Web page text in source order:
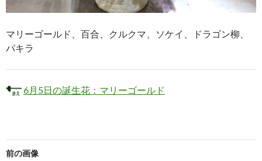
マリーゴールド、百合、クルクマ、ソケイ、ドラゴン柳、
パキラ
6月5日の誕生花：マリーゴールド
前の画像